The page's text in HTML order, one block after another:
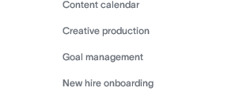
Content calendar
Creative production
Goal management
New hire onboarding